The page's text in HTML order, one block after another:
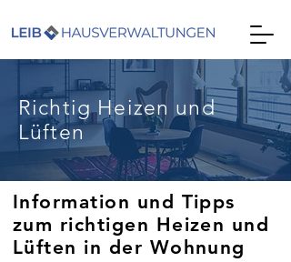
Richtig Heizen und
Lüften
Information und Tipps
zum richtigen Heizen und
Lüften in der Wohnung